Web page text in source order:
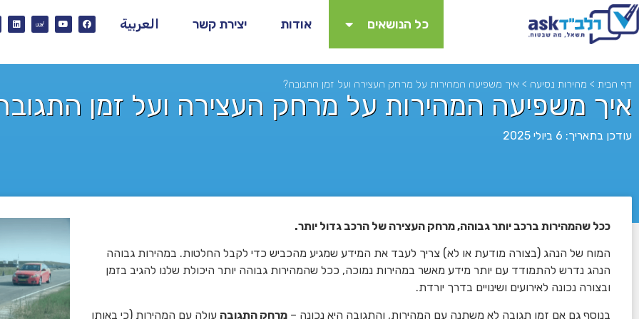
כל הנושאים אודות יצירת קשר العربية
דף הבית > מהירות נסיעה > איך משפיעה המהירות על מרחק העצירה ועל זמן התגובה?
איך משפיעה המהירות על מרחק העצירה ועל זמן
עודכן בתאריך: 6 ביולי 2025
ככל שהמהירות ברכב יותר גבוהה, מרחק העצירה של הרכב גדול יותר.
המוח של הנהג (בצורה מודעת או לא) צריך לעבד את המידע שמגיע מהכביש כדי לקבל החלטות. במהירות גבוהה
הנהג נדרש להתמודד עם יותר מידע מאשר במהירות נמוכה, ככל שהמהירות גבוהה יותר היכולת שלנו להגיב בזמן
ובצורה נכונה לאירועים ושינויים בדרך יורדת.
בנוסף גם אם זמן תגובה לא משתנה עם המהירות, והתגובה היא נכונה – מרחק התגובה עולה עם המהירות (כי באותו